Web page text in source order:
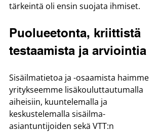
tärkeintä oli ensin suojata ihmiset.
Puolueetonta, kriittistä
testaamista ja arviointia
Sisäilmatietoa ja -osaamista haimme
yritykseemme lisäkouluttautumalla
aiheisiin, kuuntelemalla ja
keskustelemalla sisäilma-
asiantuntijoiden sekä VTT:n